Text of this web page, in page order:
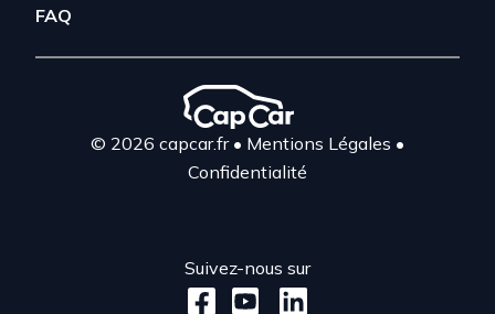
FAQ
© 2026 capcar.fr• Mentions Légales •
Confidentialité
Suivez-nous sur